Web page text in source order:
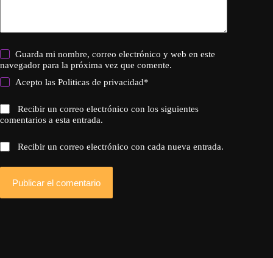
Guarda mi nombre, correo electrónico y web en este
navegador para la próxima vez que comente.
Acepto lasPoliticas de privacidad*
Recibir un correo electrónico con los siguientes
comentarios a esta entrada.
Recibir un correo electrónico con cada nueva entrada.
Publicar el comentario